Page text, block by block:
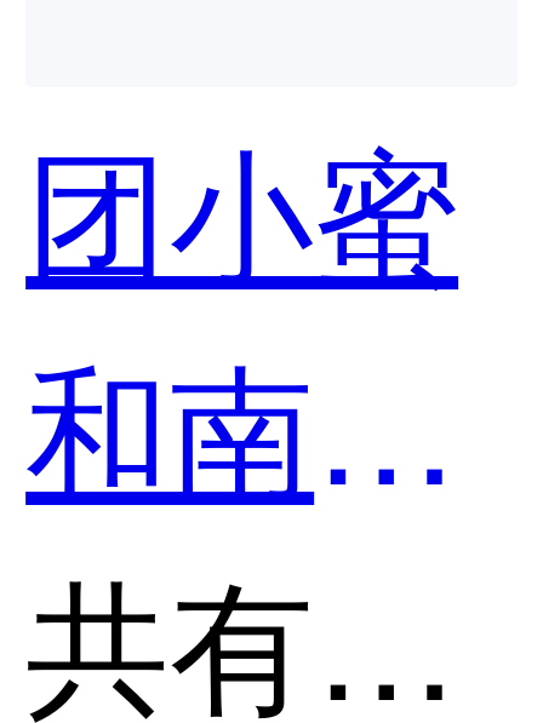
百-客户
CRM服
务哪个
团小蜜
和南讯
软件-手
共有分类：营销裂变活动工具